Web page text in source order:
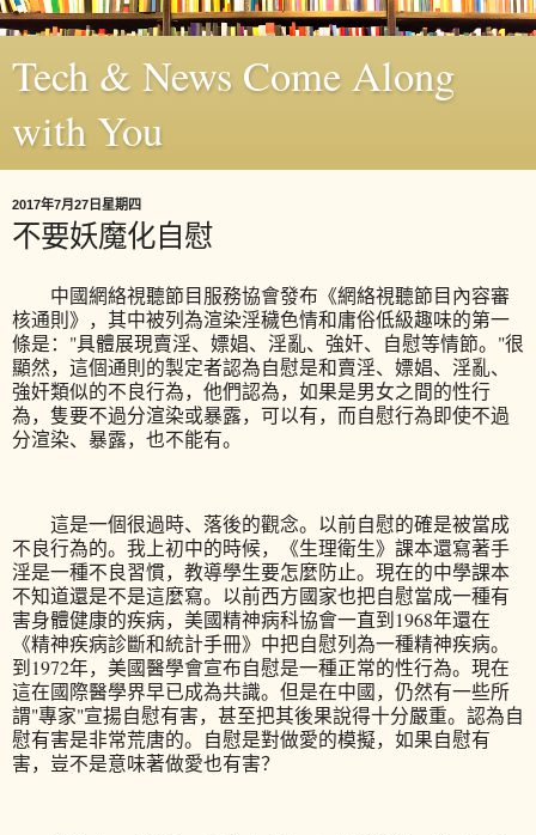
Tech & News Come Along
with You
2017年7月27日星期四
不要妖魔化自慰
中國網絡視聽節目服務協會發布《網絡視聽節目內容審
核通則》，其中被列為渲染淫穢色情和庸俗低級趣味的第一
條是："具體展現賣淫、嫖娼、淫亂、強奸、自慰等情節。"很
顯然，這個通則的製定者認為自慰是和賣淫、嫖娼、淫亂、
強奸類似的不良行為，他們認為，如果是男女之間的性行
為，隻要不過分渲染或暴露，可以有，而自慰行為即使不過
分渲染、暴露，也不能有。
這是一個很過時、落後的觀念。以前自慰的確是被當成
不良行為的。我上初中的時候，《生理衛生》課本還寫著手
淫是一種不良習慣，教導學生要怎麼防止。現在的中學課本
不知道還是不是這麼寫。以前西方國家也把自慰當成一種有
害身體健康的疾病，美國精神病科協會一直到1968年還在
《精神疾病診斷和統計手冊》中把自慰列為一種精神疾病。
到1972年，美國醫學會宣布自慰是一種正常的性行為。現在
這在國際醫學界早已成為共識。但是在中國，仍然有一些所
謂"專家"宣揚自慰有害，甚至把其後果說得十分嚴重。認為自
慰有害是非常荒唐的。自慰是對做愛的模擬，如果自慰有
害，豈不是意味著做愛也有害？